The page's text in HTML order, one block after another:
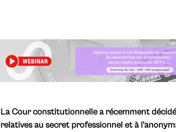
La Cour constitutionnelle a récemment
relatives au secret professionnel et à